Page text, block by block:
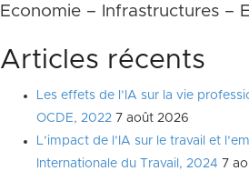
Economie – Infrastructures –
Articles récents
Les effets de l’IA sur la vie
OCDE, 2022 7 août 2026
L’impact de l’IA sur le travail et
Internationale du Travail, 2024 7